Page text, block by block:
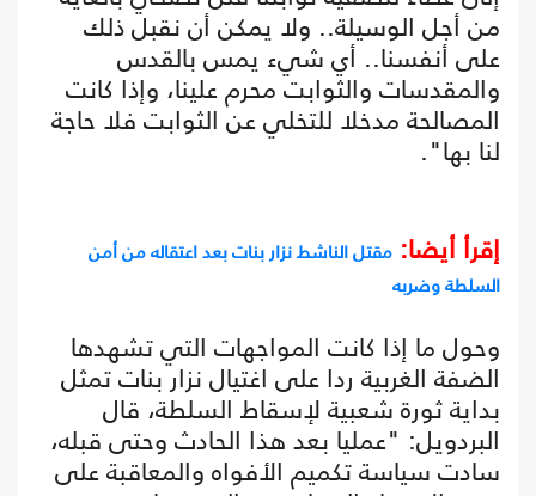
من أجل الوسيلة.. ولا يمكن أن نقبل ذلك
على أنفسنا.. أي شيء يمس بالقدس
والمقدسات والثوابت محرم علينا، وإذا كانت
المصالحة مدخلا للتخلي عن الثوابت فلا حاجة
لنا بها".
إقرأ أيضا: مقتل الناشط نزار بنات بعد اعتقاله من أمن
السلطة وضربه
وحول ما إذا كانت المواجهات التي تشهدها
الضفة الغربية ردا على اغتيال نزار بنات تمثل
بداية ثورة شعبية لإسقاط السلطة، قال
البردويل: "عمليا بعد هذا الحادث وحتى قبله،
سادت سياسة تكميم الأفواه والمعاقبة على